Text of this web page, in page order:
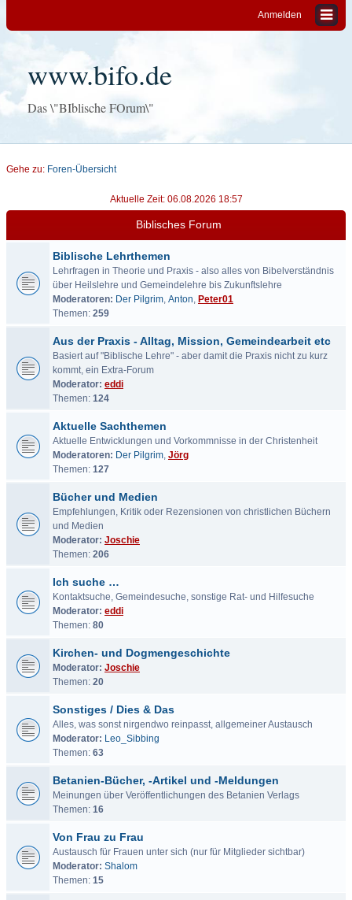
Anmelden
www.bifo.de
Das \"BIblische FOrum\"
Gehe zu: Foren-Übersicht
Aktuelle Zeit: 06.08.2026 18:57
Biblisches Forum
Biblische Lehrthemen
Lehrfragen in Theorie und Praxis - also alles von Bibelverständnis
über Heilslehre und Gemeindelehre bis Zukunftslehre
Moderatoren: Der Pilgrim, Anton, Peter01
Themen: 259
Aus der Praxis - Alltag, Mission, Gemeindearbeit etc
Basiert auf "Biblische Lehre" - aber damit die Praxis nicht zu kurz
kommt, ein Extra-Forum
Moderator: eddi
Themen: 124
Aktuelle Sachthemen
Aktuelle Entwicklungen und Vorkommnisse in der Christenheit
Moderatoren: Der Pilgrim, Jörg
Themen: 127
Bücher und Medien
Empfehlungen, Kritik oder Rezensionen von christlichen Büchern
und Medien
Moderator: Joschie
Themen: 206
Ich suche …
Kontaktsuche, Gemeindesuche, sonstige Rat- und Hilfesuche
Moderator: eddi
Themen: 80
Kirchen- und Dogmengeschichte
Moderator: Joschie
Themen: 20
Sonstiges / Dies & Das
Alles, was sonst nirgendwo reinpasst, allgemeiner Austausch
Moderator: Leo_Sibbing
Themen: 63
Betanien-Bücher, -Artikel und -Meldungen
Meinungen über Veröffentlichungen des Betanien Verlags
Themen: 16
Von Frau zu Frau
Austausch für Frauen unter sich (nur für Mitglieder sichtbar)
Moderator: Shalom
Themen: 15